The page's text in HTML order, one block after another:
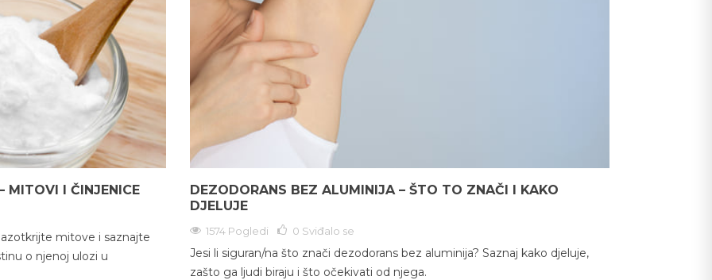
MITOVI I ČINJENICE
mitove i saznajte
o njenoj ulozi u
DEZODORANS BEZ ALUMINIJA – ŠTO TO ZNAČI I KAKO
DJELUJE
1574 Pogledi 0 Sviđalo se
Jesi li siguran/na što znači dezodorans bez aluminija? Saznaj kako djeluje,
zašto ga ljudi biraju i što očekivati od njega.